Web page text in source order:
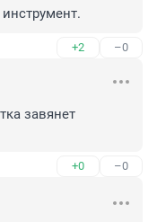
+2 –0
завянет
+0 –0